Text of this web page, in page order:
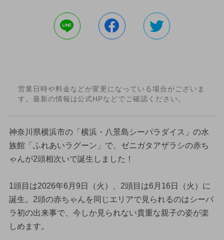
営業日時や料金などが変更になっている場合がございま
す。最新の情報は公式HPなどでご確認ください。
神奈川県横浜市の「横浜・八景島シーパラダイス」の水
族館「ふれあいラグーン」で、ゼニガタアザラシの赤ち
ゃんが2頭相次いで誕生しました！
1頭目は2026年6月9日（火）、2頭目は6月16日（火）に
誕生。2頭の赤ちゃんを同じエリアで見られるのはシーパ
ラ初の出来事で、今しか見られない貴重な親子の姿が楽
しめます。